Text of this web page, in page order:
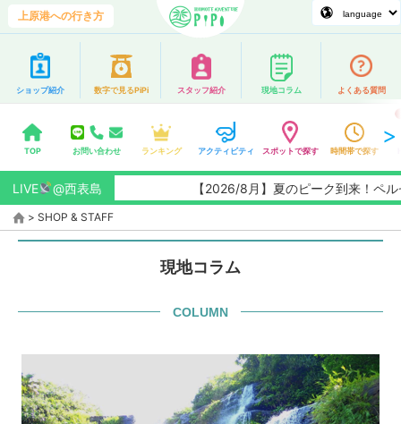
上原港への行き方
ショップ紹介 数字で見るPiPi スタッフ紹介 現地コラム よくある質問
TOP お問い合わせ ランキング アクティビティ スポットで探す 時間帯で探す
LIVE @西表島 【2026/8月】夏のピーク到来！ペ
> SHOP & STAFF
現地コラム
COLUMN